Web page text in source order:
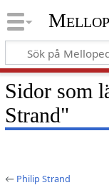
Sidor som
Strand"
← Philip Strand